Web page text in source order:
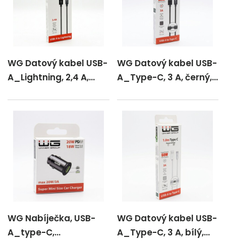
WG Datový kabel USB-
A_Lightning, 2,4 A,
WG Datový kabel USB-
A_Type-C, 3 A, černý,
WG Nabíječka, USB-
A_type-C,
WG Datový kabel USB-
A_Type-C, 3 A, bílý,